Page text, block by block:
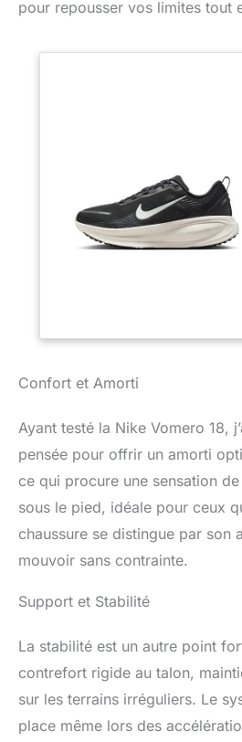
pour repousser vos limites tout
Confort et Amorti
Ayant testé la Nike Vomero 18,
pensée pour offrir un amorti
ce qui procure une sensation
sous le pied, idéale pour ceux
chaussure se distingue par son
mouvoir sans contrainte.
Support et Stabilité
La stabilité est un autre point
contrefort rigide au talon,
sur les terrains irréguliers. Le
place même lors des